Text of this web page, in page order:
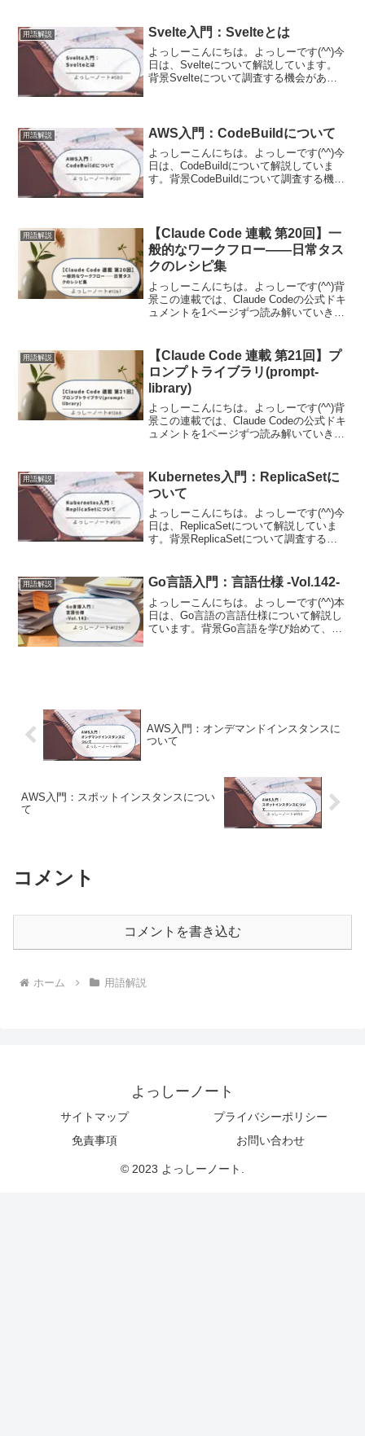
用語解説 Svelte入門：Svelteとは
よっしーこんにちは。よっしーです(^^)今
日は、Svelteについて解説しています。
背景Svelteについて調査する機会があり
用語解説 AWS入門：CodeBuildについて
よっしーこんにちは。よっしーです(^^)今
日は、CodeBuildについて解説していま
す。背景CodeBuildについて調査する機会
用語解説
【Claude Code 連載 第20回】一
般的なワークフロー——日常タス
クのレシピ集
よっしーこんにちは。よっしーです(^^)背
景この連載では、Claude Codeの公式ドキ
ュメントを1ページずつ読み解いていきま
面で使えばいいのか」は自分で考える必
要が...
用語解説
【Claude Code 連載 第21回】プ
ロンプトライブラリ(prompt-
library)
よっしーこんにちは。よっしーです(^^)背
景この連載では、Claude Codeの公式ドキ
ュメントを1ページずつ読み解いていきま
面で使えばいいのか」は自分で考える必
用語解説
Kubernetes入門：ReplicaSetに
ついて
よっしーこんにちは。よっしーです(^^)今
日は、ReplicaSetについて解説していま
す。背景ReplicaSetについて調査する機
とはKubernetes...
用語解説 Go言語入門：言語仕様 -Vol.142-
よっしーこんにちは。よっしーです(^^)本
日は、Go言語の言語仕様について解説し
ています。背景Go言語を学び始めて、公
AWS入門：オンデマンドインスタンスに
ついて
AWS入門：スポットインスタンスについ
て
コメント
コメントを書き込む
ホーム 用語解説
よっしーノート
サイトマップ
プライバシーポリシー
免責事項
お問い合わせ
© 2023 よっしーノート.